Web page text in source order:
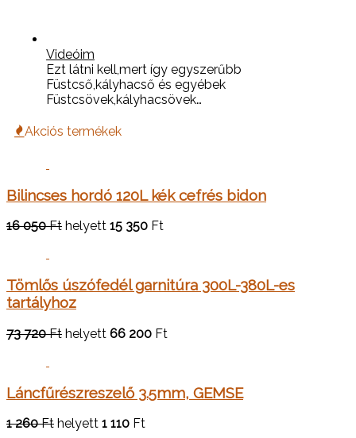
Videóim
Ezt látni kell,mert így egyszerűbb
Füstcső,kályhacső és egyébek
Füstcsövek,kályhacsövek…
Akciós termékek
Bilincses hordó 120L kék cefrés bidon
16 050 Ft helyett 15 350 Ft
Tömlős úszófedél garnitúra 300L-380L-es
tartályhoz
73 720 Ft helyett 66 200 Ft
Láncfűrészreszelő 3.5mm, GEMSE
1 260 Ft helyett 1 110 Ft